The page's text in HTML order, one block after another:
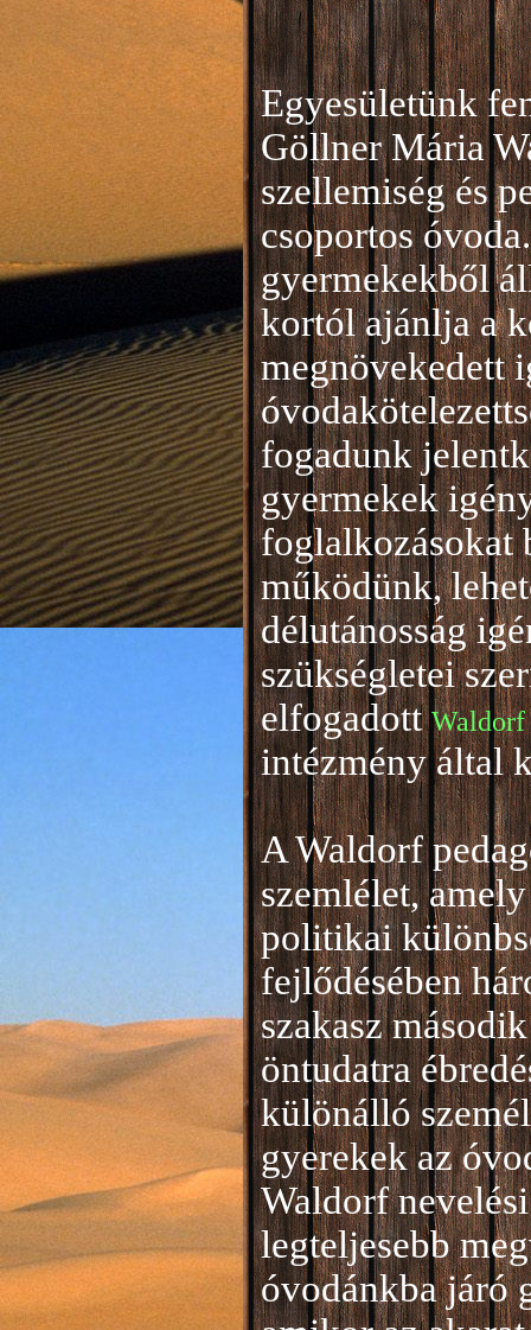
Egyesületünk
Göllner Mária
szellemiség és
csoportos
gyermekekből
kortól ajánlja a
megnövekedett
fogadunk
gyermekek
foglalkozásokat
működünk,
délutánosság
szükségletei
elfogadott Waldorf
intézmény által
A Waldorf
szemlélet,
politikai
fejlődésében
szakasz
öntudatra
különálló
gyerekek az
Waldorf
legteljesebb
óvodánkba járó